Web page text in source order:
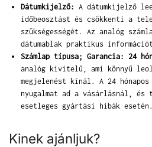
Dátumkijelző: A dátumkijelző
időbeosztást és csökkenti a
szükségességét. Az analóg
dátumablak praktikus
Számlap típusa; Garancia: 24
analóg kivitelű, ami könnyű
megjelenést kínál. A 24
nyugalmat ad a vásárlásnál, és
esetleges gyártási hibák esetén.
Kinek ajánljuk?